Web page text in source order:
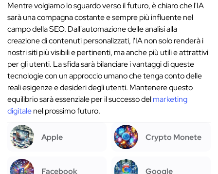
Mentre volgiamo lo sguardo verso il futuro, è chiaro che l'IA
sarà una compagna costante e sempre più influente nel
campo della SEO. Dall'automazione delle analisi alla
creazione di contenuti personalizzati, l'IA non solo renderà i
nostri siti più visibili e pertinenti, ma anche più utili e attrattivi
per gli utenti. La sfida sarà bilanciare i vantaggi di queste
tecnologie con un approccio umano che tenga conto delle
reali esigenze e desideri degli utenti. Mantenere questo
equilibrio sarà essenziale per il successo delmarketing
digitalenel prossimo futuro.
Apple Crypto Monete
Facebook Google